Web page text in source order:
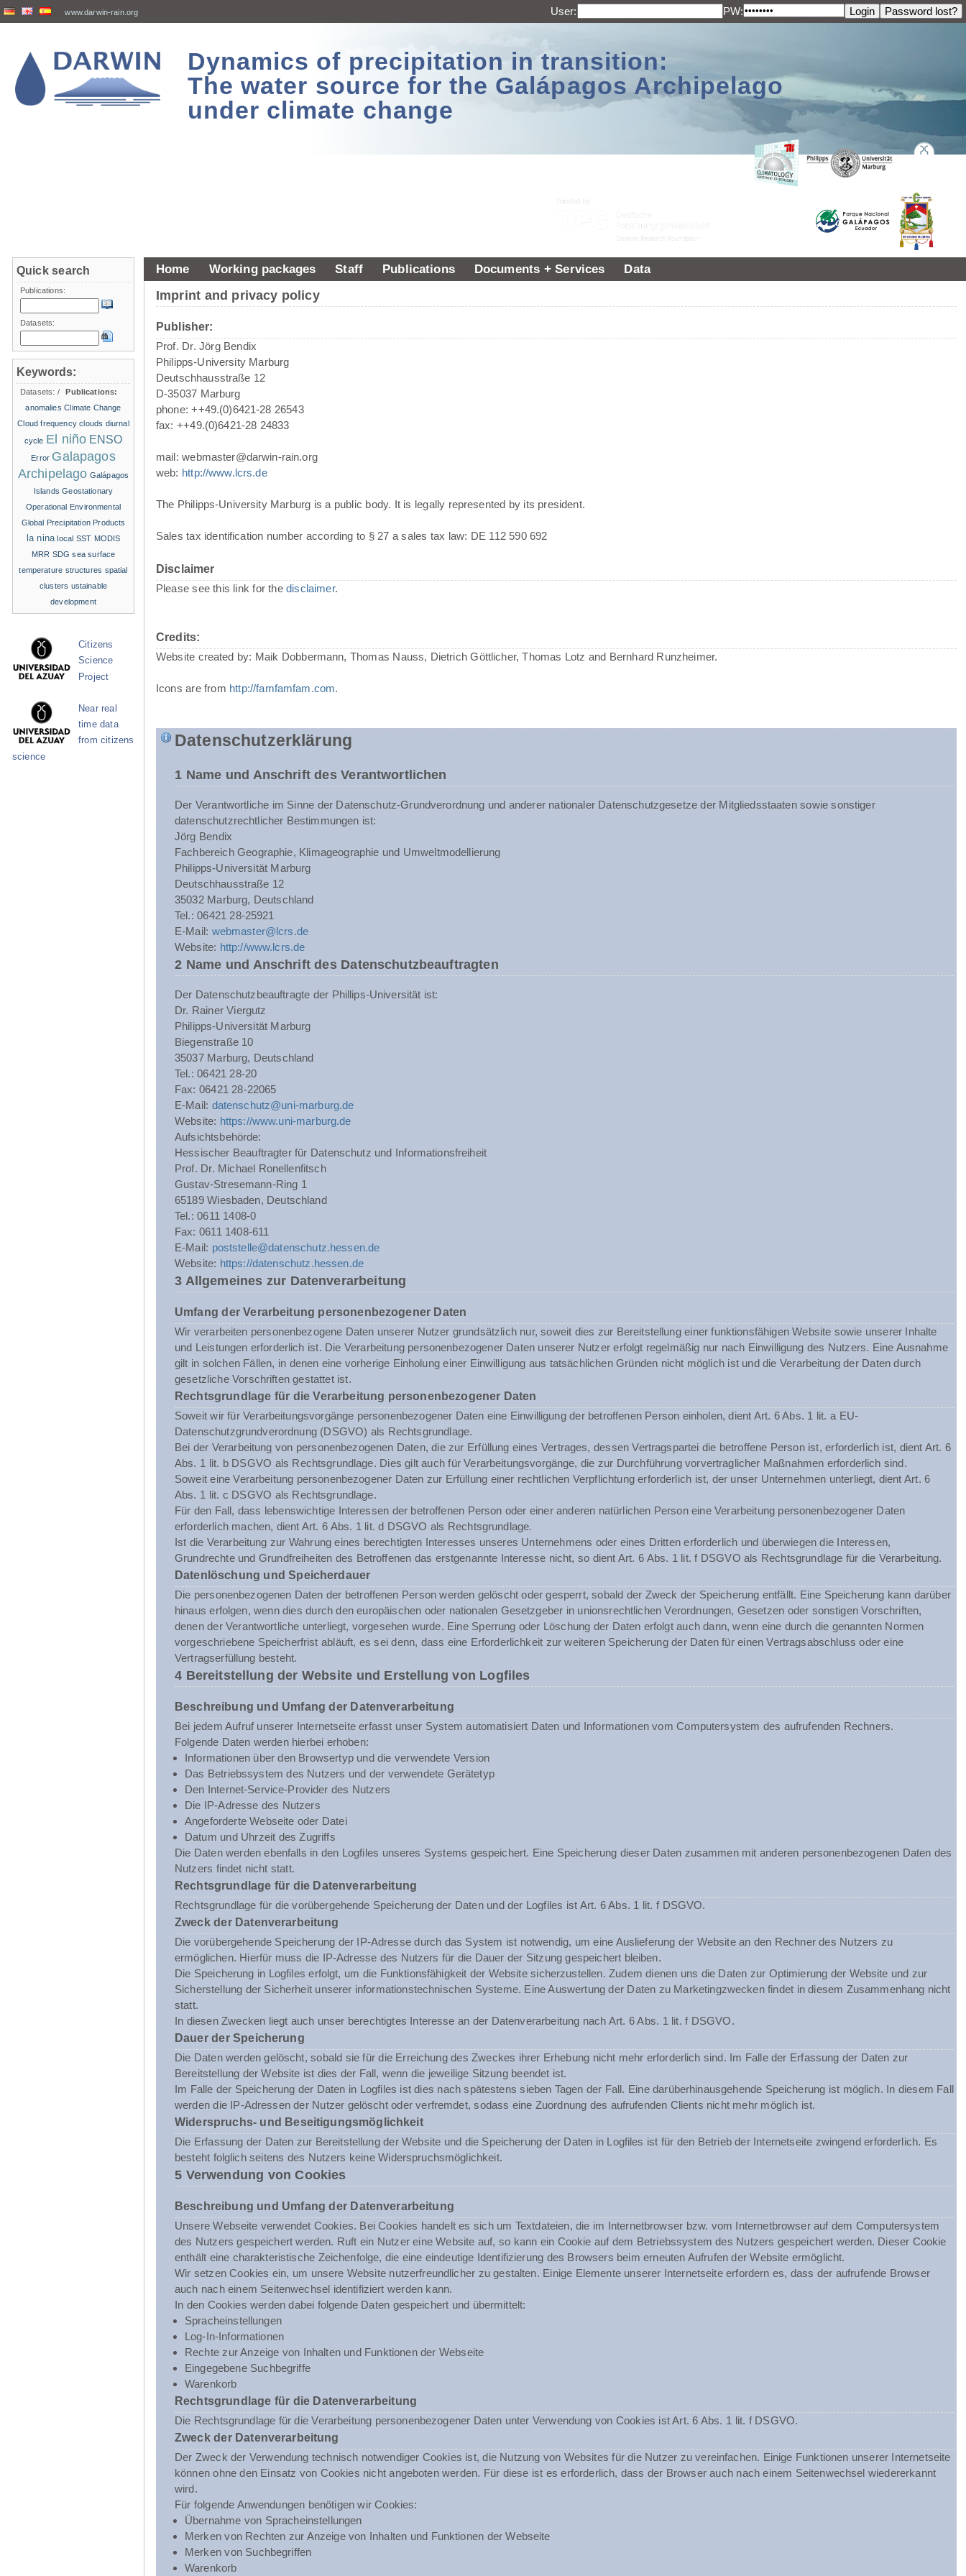
www.darwin-rain.org User: PW:
Dynamics of precipitation in transition:
The water source for the Galápagos Archipelago
under climate change
Home Working packages Staff Publications Documents + Services Data
Imprint and privacy policy
Publisher:
Prof. Dr. Jörg Bendix
Philipps-University Marburg
Deutschhausstraße 12
D-35037 Marburg
phone: ++49.(0)6421-28 26543
fax: ++49.(0)6421-28 24833
mail: webmaster@darwin-rain.org
web: http://www.lcrs.de
The Philipps-University Marburg is a public body. It is legally represented by its president.
Sales tax identification number according to § 27 a sales tax law: DE 112 590 692
Disclaimer
Please see this link for thedisclaimer.
Credits:
Website created by: Maik Dobbermann, Thomas Nauss, Dietrich Göttlicher, Thomas Lotz and Bernhard Runzheimer.
Icons are from http://famfamfam.com.
Datenschutzerklärung
1 Name und Anschrift des Verantwortlichen
Der Verantwortliche im Sinne der Datenschutz-Grundverordnung und anderer nationaler Datenschutzgesetze der Mitgliedsstaaten sowie sonstiger
datenschutzrechtlicher Bestimmungen ist:
Jörg Bendix
Fachbereich Geographie, Klimageographie und Umweltmodellierung
Philipps-Universität Marburg
Deutschhausstraße 12
35032 Marburg, Deutschland
Tel.: 06421 28-25921
E-Mail: webmaster@lcrs.de
Website: http://www.lcrs.de
2 Name und Anschrift des Datenschutzbeauftragten
Der Datenschutzbeauftragte der Phillips-Universität ist:
Dr. Rainer Viergutz
Philipps-Universität Marburg
Biegenstraße 10
35037 Marburg, Deutschland
Tel.: 06421 28-20
Fax: 06421 28-22065
E-Mail: datenschutz@uni-marburg.de
Website: https://www.uni-marburg.de
Aufsichtsbehörde:
Hessischer Beauftragter für Datenschutz und Informationsfreiheit
Prof. Dr. Michael Ronellenfitsch
Gustav-Stresemann-Ring 1
65189 Wiesbaden, Deutschland
Tel.: 0611 1408-0
Fax: 0611 1408-611
E-Mail: poststelle@datenschutz.hessen.de
Website: https://datenschutz.hessen.de
3 Allgemeines zur Datenverarbeitung
Umfang der Verarbeitung personenbezogener Daten
Wir verarbeiten personenbezogene Daten unserer Nutzer grundsätzlich nur, soweit dies zur Bereitstellung einer funktionsfähigen Website sowie unserer Inhalte
und Leistungen erforderlich ist. Die Verarbeitung personenbezogener Daten unserer Nutzer erfolgt regelmäßig nur nach Einwilligung des Nutzers. Eine Ausnahme
gilt in solchen Fällen, in denen eine vorherige Einholung einer Einwilligung aus tatsächlichen Gründen nicht möglich ist und die Verarbeitung der Daten durch
gesetzliche Vorschriften gestattet ist.
Rechtsgrundlage für die Verarbeitung personenbezogener Daten
Soweit wir für Verarbeitungsvorgänge personenbezogener Daten eine Einwilligung der betroffenen Person einholen, dient Art. 6 Abs. 1 lit. a EU-
Datenschutzgrundverordnung (DSGVO) als Rechtsgrundlage.
Bei der Verarbeitung von personenbezogenen Daten, die zur Erfüllung eines Vertrages, dessen Vertragspartei die betroffene Person ist, erforderlich ist, dient Art. 6
Abs. 1 lit. b DSGVO als Rechtsgrundlage. Dies gilt auch für Verarbeitungsvorgänge, die zur Durchführung vorvertraglicher Maßnahmen erforderlich sind.
Soweit eine Verarbeitung personenbezogener Daten zur Erfüllung einer rechtlichen Verpflichtung erforderlich ist, der unser Unternehmen unterliegt, dient Art. 6
Abs. 1 lit. c DSGVO als Rechtsgrundlage.
Für den Fall, dass lebenswichtige Interessen der betroffenen Person oder einer anderen natürlichen Person eine Verarbeitung personenbezogener Daten
erforderlich machen, dient Art. 6 Abs. 1 lit. d DSGVO als Rechtsgrundlage.
Ist die Verarbeitung zur Wahrung eines berechtigten Interesses unseres Unternehmens oder eines Dritten erforderlich und überwiegen die Interessen,
Grundrechte und Grundfreiheiten des Betroffenen das erstgenannte Interesse nicht, so dient Art. 6 Abs. 1 lit. f DSGVO als Rechtsgrundlage für die Verarbeitung.
Datenlöschung und Speicherdauer
Die personenbezogenen Daten der betroffenen Person werden gelöscht oder gesperrt, sobald der Zweck der Speicherung entfällt. Eine Speicherung kann darüber
hinaus erfolgen, wenn dies durch den europäischen oder nationalen Gesetzgeber in unionsrechtlichen Verordnungen, Gesetzen oder sonstigen Vorschriften,
denen der Verantwortliche unterliegt, vorgesehen wurde. Eine Sperrung oder Löschung der Daten erfolgt auch dann, wenn eine durch die genannten Normen
vorgeschriebene Speicherfrist abläuft, es sei denn, dass eine Erforderlichkeit zur weiteren Speicherung der Daten für einen Vertragsabschluss oder eine
Vertragserfüllung besteht.
4 Bereitstellung der Website und Erstellung von Logfiles
Beschreibung und Umfang der Datenverarbeitung
Bei jedem Aufruf unserer Internetseite erfasst unser System automatisiert Daten und Informationen vom Computersystem des aufrufenden Rechners.
Folgende Daten werden hierbei erhoben:
Informationen über den Browsertyp und die verwendete Version
Das Betriebssystem des Nutzers und der verwendete Gerätetyp
Den Internet-Service-Provider des Nutzers
Die IP-Adresse des Nutzers
Angeforderte Webseite oder Datei
Datum und Uhrzeit des Zugriffs
Die Daten werden ebenfalls in den Logfiles unseres Systems gespeichert. Eine Speicherung dieser Daten zusammen mit anderen personenbezogenen Daten des
Nutzers findet nicht statt.
Rechtsgrundlage für die Datenverarbeitung
Rechtsgrundlage für die vorübergehende Speicherung der Daten und der Logfiles ist Art. 6 Abs. 1 lit. f DSGVO.
Zweck der Datenverarbeitung
Die vorübergehende Speicherung der IP-Adresse durch das System ist notwendig, um eine Auslieferung der Website an den Rechner des Nutzers zu
ermöglichen. Hierfür muss die IP-Adresse des Nutzers für die Dauer der Sitzung gespeichert bleiben.
Die Speicherung in Logfiles erfolgt, um die Funktionsfähigkeit der Website sicherzustellen. Zudem dienen uns die Daten zur Optimierung der Website und zur
Sicherstellung der Sicherheit unserer informationstechnischen Systeme. Eine Auswertung der Daten zu Marketingzwecken findet in diesem Zusammenhang nicht
statt.
In diesen Zwecken liegt auch unser berechtigtes Interesse an der Datenverarbeitung nach Art. 6 Abs. 1 lit. f DSGVO.
Dauer der Speicherung
Die Daten werden gelöscht, sobald sie für die Erreichung des Zweckes ihrer Erhebung nicht mehr erforderlich sind. Im Falle der Erfassung der Daten zur
Bereitstellung der Website ist dies der Fall, wenn die jeweilige Sitzung beendet ist.
Im Falle der Speicherung der Daten in Logfiles ist dies nach spätestens sieben Tagen der Fall. Eine darüberhinausgehende Speicherung ist möglich. In diesem Fall
werden die IP-Adressen der Nutzer gelöscht oder verfremdet, sodass eine Zuordnung des aufrufenden Clients nicht mehr möglich ist.
Widerspruchs- und Beseitigungsmöglichkeit
Die Erfassung der Daten zur Bereitstellung der Website und die Speicherung der Daten in Logfiles ist für den Betrieb der Internetseite zwingend erforderlich. Es
besteht folglich seitens des Nutzers keine Widerspruchsmöglichkeit.
5 Verwendung von Cookies
Beschreibung und Umfang der Datenverarbeitung
Unsere Webseite verwendet Cookies. Bei Cookies handelt es sich um Textdateien, die im Internetbrowser bzw. vom Internetbrowser auf dem Computersystem
des Nutzers gespeichert werden. Ruft ein Nutzer eine Website auf, so kann ein Cookie auf dem Betriebssystem des Nutzers gespeichert werden. Dieser Cookie
enthält eine charakteristische Zeichenfolge, die eine eindeutige Identifizierung des Browsers beim erneuten Aufrufen der Website ermöglicht.
Wir setzen Cookies ein, um unsere Website nutzerfreundlicher zu gestalten. Einige Elemente unserer Internetseite erfordern es, dass der aufrufende Browser
auch nach einem Seitenwechsel identifiziert werden kann.
In den Cookies werden dabei folgende Daten gespeichert und übermittelt:
Spracheinstellungen
Log-In-Informationen
Rechte zur Anzeige von Inhalten und Funktionen der Webseite
Eingegebene Suchbegriffe
Warenkorb
Rechtsgrundlage für die Datenverarbeitung
Die Rechtsgrundlage für die Verarbeitung personenbezogener Daten unter Verwendung von Cookies ist Art. 6 Abs. 1 lit. f DSGVO.
Zweck der Datenverarbeitung
Der Zweck der Verwendung technisch notwendiger Cookies ist, die Nutzung von Websites für die Nutzer zu vereinfachen. Einige Funktionen unserer Internetseite
können ohne den Einsatz von Cookies nicht angeboten werden. Für diese ist es erforderlich, dass der Browser auch nach einem Seitenwechsel wiedererkannt
wird.
Für folgende Anwendungen benötigen wir Cookies:
Übernahme von Spracheinstellungen
Merken von Rechten zur Anzeige von Inhalten und Funktionen der Webseite
Merken von Suchbegriffen
Warenkorb
Quick search
Publications:
Datasets:
Keywords:
Datasets: /
Publications:
anomalies Climate Change
Cloud frequency clouds diurnal
cycle El niño ENSO
Error Galapagos
Archipelago Galápagos
Islands Geostationary
Operational Environmental
Global Precipitation Products
la nina local SST MODIS
MRR SDG sea surface
temperature structures spatial
clusters ustainable
development
Citizens
Science
Project
Near real
time data
from citizens
science